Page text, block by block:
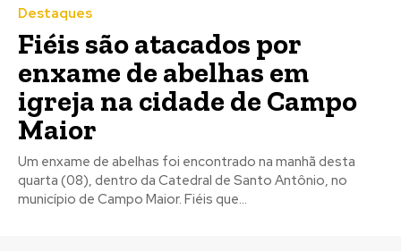
Destaques
Fiéis são atacados por
enxame de abelhas em
igreja na cidade de Campo
Maior
Um enxame de abelhas foi encontrado na manhã desta
quarta (08), dentro da Catedral de Santo Antônio, no
município de Campo Maior. Fiéis que...